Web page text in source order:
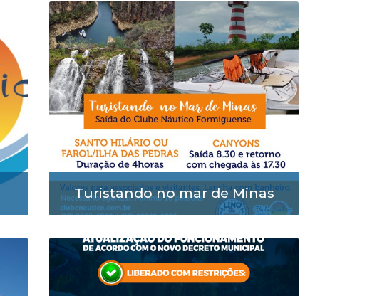
Turistando no mar de Minas